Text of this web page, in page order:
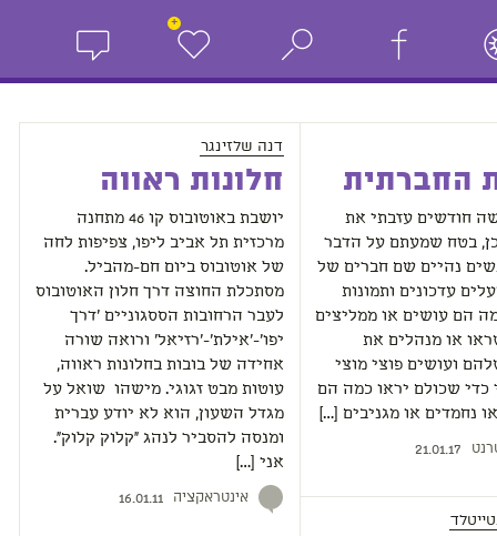
+
החברתית
חודשים עזבתי את
כן, בטח שמעתם על הדבר
נהיים שם חברים של
עדכונים ותמונות
הם עושים או ממליצים
או מנהלים את
ועושים פוצי מוצי
כדי שכולם יראו כמה הם
נחמדים או מגניבים […]
21.01.17
דנה שלזינגר
חלונות ראווה
יושבת באוטובוס קו 46 מתחנה
מרכזית תל אביב ליפו, צפיפות לחה
של אוטובוס ביום חם-מהביל.
מסתכלת החוצה דרך חלון האוטובוס
לעבר הרחובות הססגוניים 'דרך
יפו'-'אילת'-'רזיאל' ורואה שורה
אחידה של בובות בחלונות ראווה,
עוטות מבט זגוגי. מישהו שואל על
מגדל השעון, הוא לא יודע עברית
ומנסה להסביר לנהג "קלוק קלוק".
אני […]
אינטראקציה 16.01.11